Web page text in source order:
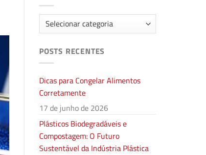
Categorias
POSTS RECENTES
Dicas para Congelar Alimentos
Corretamente
17 de junho de 2026
Plásticos Biodegradáveis e
Compostagem: O Futuro
Sustentável da Indústria Plástica